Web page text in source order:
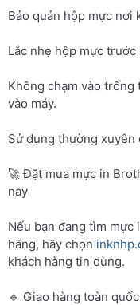
Bảo quản hộp mực nơi
Lắc nhẹ hộp mực
Không chạm vào
vào máy.
Sử dụng thường xuyên
🚀 Đặt mua mực in
nay
Nếu bạn đang tìm
hãng, hãy chọn
khách hàng tin dùng.
🔹 Giao hàng toàn quốc